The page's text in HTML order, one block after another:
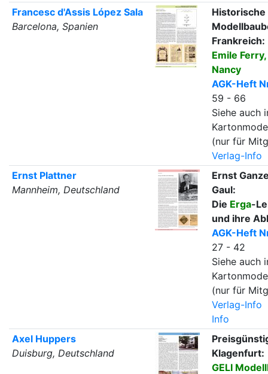
Francesc d'Assis López Sala
Barcelona, Spanien
Historische
Frankreich:
Emile
Nancy
AGK-Heft
59 - 66
Siehe auch
(nur für
Verlag-Info
Ernst Plattner
Mannheim, Deutschland
Ernst
Gaul:
Die Erga-
und ihre
AGK-Heft
27 - 42
Siehe auch
(nur für
Verlag-Info
Info
Axel Huppers
Duisburg, Deutschland
Klagenfurt:
GELI